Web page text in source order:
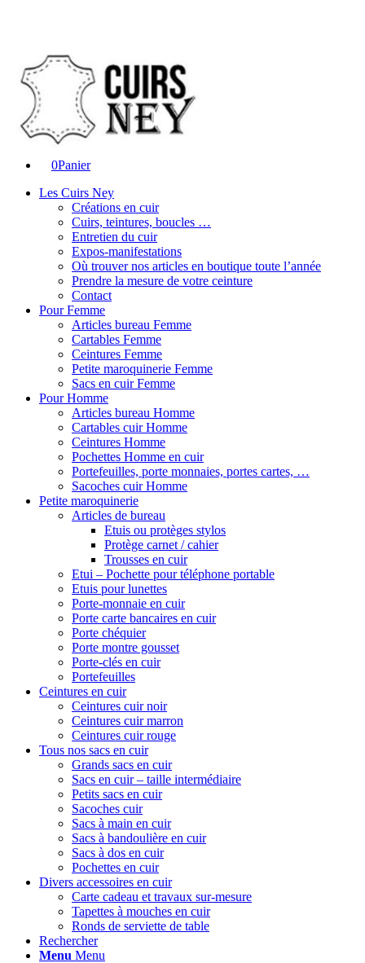
0Panier
Les Cuirs Ney
Créations en cuir
Cuirs, teintures, boucles …
Entretien du cuir
Expos-manifestations
Où trouver nos articles en boutique toute l’année
Prendre la mesure de votre ceinture
Contact
Pour Femme
Articles bureau Femme
Cartables Femme
Ceintures Femme
Petite maroquinerie Femme
Sacs en cuir Femme
Pour Homme
Articles bureau Homme
Cartables cuir Homme
Ceintures Homme
Pochettes Homme en cuir
Portefeuilles, porte monnaies, portes cartes, …
Sacoches cuir Homme
Petite maroquinerie
Articles de bureau
Etuis ou protèges stylos
Protège carnet / cahier
Trousses en cuir
Etui – Pochette pour téléphone portable
Etuis pour lunettes
Porte-monnaie en cuir
Porte carte bancaires en cuir
Porte chéquier
Porte montre gousset
Porte-clés en cuir
Portefeuilles
Ceintures en cuir
Ceintures cuir noir
Ceintures cuir marron
Ceintures cuir rouge
Tous nos sacs en cuir
Grands sacs en cuir
Sacs en cuir – taille intermédiaire
Petits sacs en cuir
Sacoches cuir
Sacs à main en cuir
Sacs à bandoulière en cuir
Sacs à dos en cuir
Pochettes en cuir
Divers accessoires en cuir
Carte cadeau et travaux sur-mesure
Tapettes à mouches en cuir
Ronds de serviette de table
Rechercher
Menu Menu